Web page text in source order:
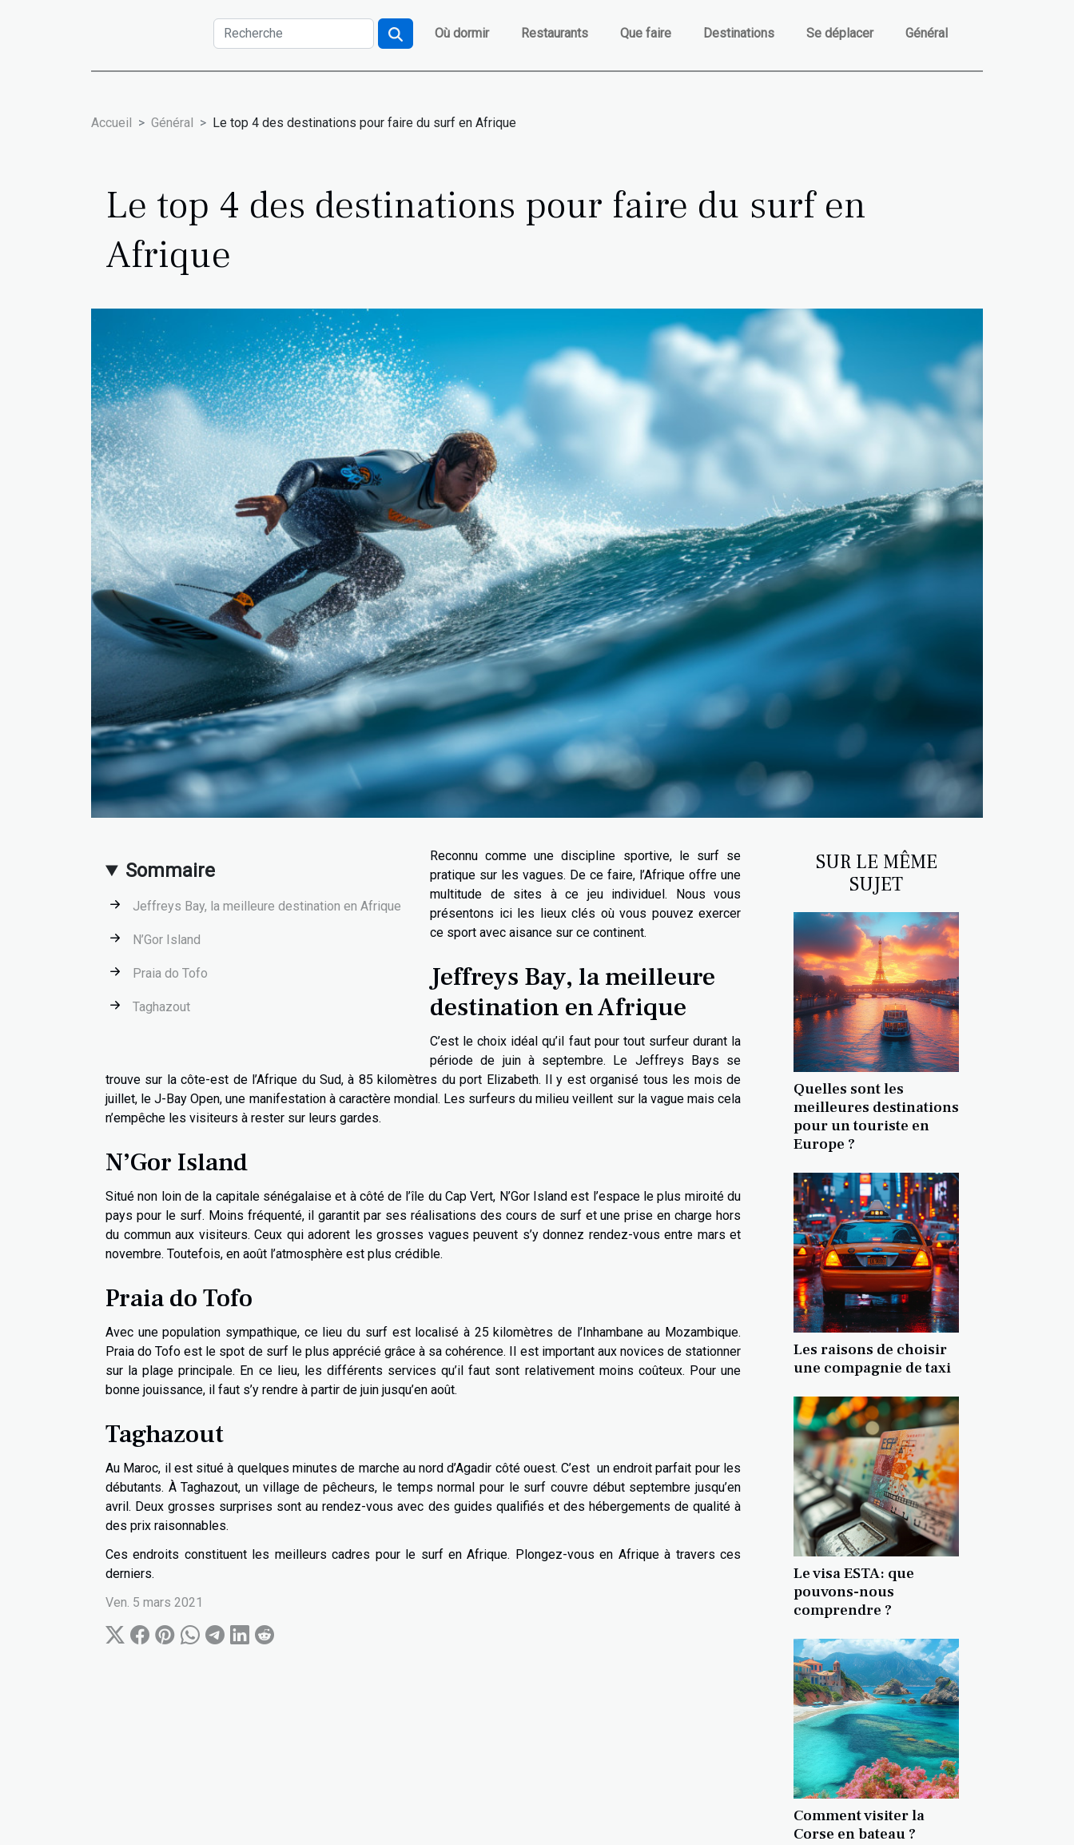
Où dormir Restaurants Que faire Destinations Se déplacer Général
Accueil Général Le top 4 des destinations pour faire du surf en Afrique
Le top 4 des destinations pour faire du surf en
Afrique
Sommaire
Jeffreys Bay, la meilleure destination en Afrique
N’Gor Island
Praia do Tofo
Taghazout
Reconnu comme une discipline sportive, le surf se
pratique sur les vagues. De ce faire, l’Afrique offre une
multitude de sites à ce jeu individuel. Nous vous
présentons ici les lieux clés où vous pouvez exercer
ce sport avec aisance sur ce continent.
Jeffreys Bay, la meilleure
destination en Afrique
C’est le choix idéal qu’il faut pour tout surfeur durant la
période de juin à septembre. Le Jeffreys Bays se
trouve sur la côte-est de l’Afrique du Sud, à 85 kilomètres du port Elizabeth. Il y est organisé tous les mois de
juillet, le J-Bay Open, une manifestation à caractère mondial. Les surfeurs du milieu veillent sur la vague mais cela
n’empêche les visiteurs à rester sur leurs gardes.
N’Gor Island
Situé non loin de la capitale sénégalaise et à côté de l’île du Cap Vert, N’Gor Island est l’espace le plus miroité du
pays pour le surf. Moins fréquenté, il garantit par ses réalisations des cours de surf et une prise en charge hors
du commun aux visiteurs. Ceux qui adorent les grosses vagues peuvent s’y donnez rendez-vous entre mars et
novembre. Toutefois, en août l’atmosphère est plus crédible.
Praia do Tofo
Avec une population sympathique, ce lieu du surf est localisé à 25 kilomètres de l’Inhambane au Mozambique.
Praia do Tofo est le spot de surf le plus apprécié grâce à sa cohérence. Il est important aux novices de stationner
sur la plage principale. En ce lieu, les différents services qu’il faut sont relativement moins coûteux. Pour une
bonne jouissance, il faut s’y rendre à partir de juin jusqu’en août.
Taghazout
Au Maroc, il est situé à quelques minutes de marche au nord d’Agadir côté ouest. C’est un endroit parfait pour les
débutants. À Taghazout, un village de pêcheurs, le temps normal pour le surf couvre début septembre jusqu’en
avril. Deux grosses surprises sont au rendez-vous avec des guides qualifiés et des hébergements de qualité à
des prix raisonnables.
Ces endroits constituent les meilleurs cadres pour le surf en Afrique. Plongez-vous en Afrique à travers ces
derniers.
Ven. 5 mars 2021
SUR LE MÊME
SUJET
Quelles sont les
meilleures destinations
pour un touriste en
Europe ?
Les raisons de choisir
une compagnie de taxi
Le visa ESTA: que
pouvons-nous
comprendre ?
Comment visiter la
Corse en bateau ?